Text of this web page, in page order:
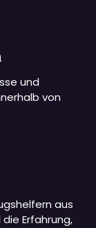
und
von
aus
Erfahrung,